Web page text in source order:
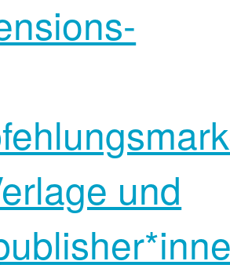
und